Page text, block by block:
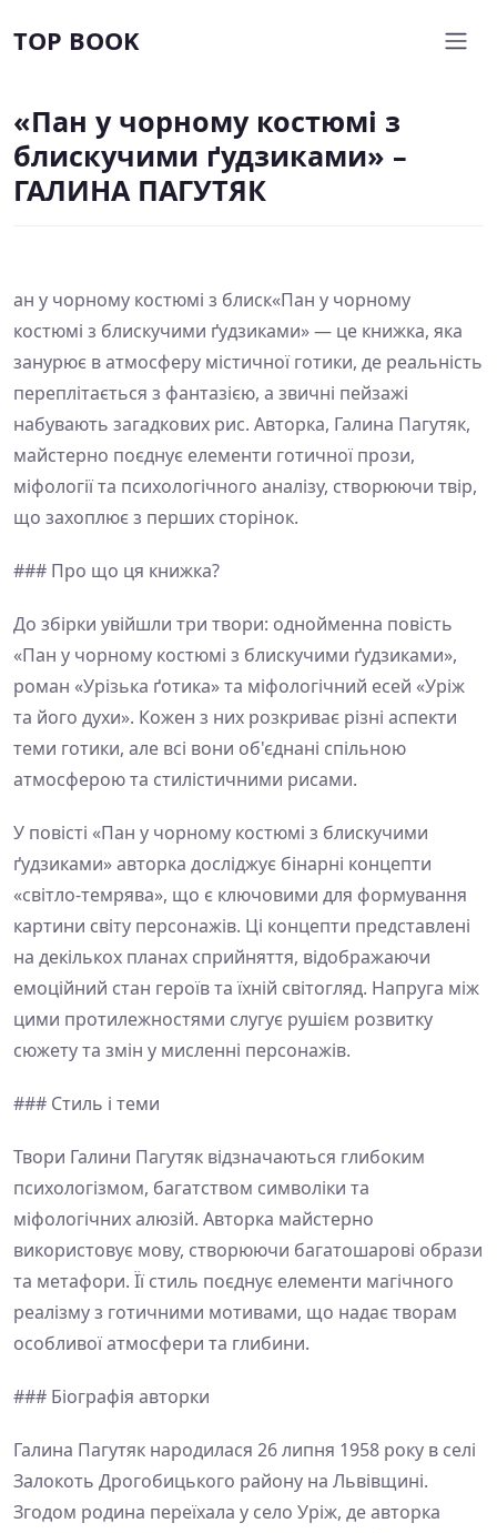
TOP BOOK
«Пан у чорному костюмі з
блискучими ґудзиками» –
ГАЛИНА ПАГУТЯК
ан у чорному костюмі з блиск«Пан у чорному
костюмі з блискучими ґудзиками» — це книжка, яка
занурює в атмосферу містичної готики, де реальність
переплітається з фантазією, а звичні пейзажі
набувають загадкових рис. Авторка, Галина Пагутяк,
майстерно поєднує елементи готичної прози,
міфології та психологічного аналізу, створюючи твір,
що захоплює з перших сторінок.
### Про що ця книжка?
До збірки увійшли три твори: однойменна повість
«Пан у чорному костюмі з блискучими ґудзиками»,
роман «Урізька ґотика» та міфологічний есей «Уріж
та його духи». Кожен з них розкриває різні аспекти
теми готики, але всі вони об'єднані спільною
атмосферою та стилістичними рисами.
У повісті «Пан у чорному костюмі з блискучими
ґудзиками» авторка досліджує бінарні концепти
«світло-темрява», що є ключовими для формування
картини світу персонажів. Ці концепти представлені
на декількох планах сприйняття, відображаючи
емоційний стан героїв та їхній світогляд. Напруга між
цими протилежностями слугує рушієм розвитку
сюжету та змін у мисленні персонажів.
### Стиль і теми
Твори Галини Пагутяк відзначаються глибоким
психологізмом, багатством символіки та
міфологічних алюзій. Авторка майстерно
використовує мову, створюючи багатошарові образи
та метафори. Її стиль поєднує елементи магічного
реалізму з готичними мотивами, що надає творам
особливої атмосфери та глибини.
### Біографія авторки
Галина Пагутяк народилася 26 липня 1958 року в селі
Залокоть Дрогобицького району на Львівщині.
Згодом родина переїхала у село Уріж, де авторка